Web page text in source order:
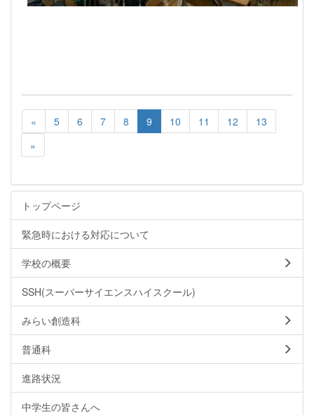
« 5 6 7 8 9 10 11 12
13
»
トップページ
緊急時における対応について
学校の概要
SSH(スーパーサイエンスハイスクール)
みらい創造科
普通科
進路状況
中学生の皆さんへ